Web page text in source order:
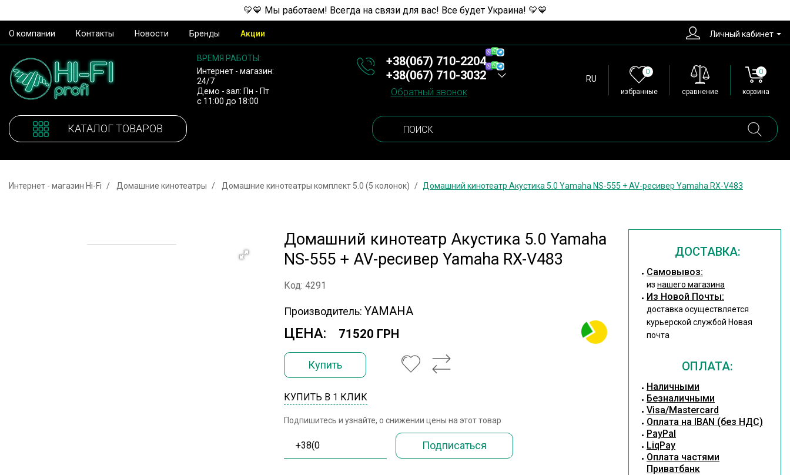
💛💙 Мы работаем! Всегда на связи для вас! Все будет Украина! 💛💙
О компании Контакты Новости Бренды Акции Личный кабинет
ВРЕМЯ РАБОТЫ:
Интернет - магазин:
24/7
Демо - зал: Пн - Пт
с 11:00 до 18:00
+38(067) 710-2204
+38(067) 710-3032
Обратный звонок
RU
0
избранные сравнение
0
корзина
КАТАЛОГ ТОВАРОВ
Интернет - магазин Hi-Fi Домашние кинотеатры Домашние кинотеатры комплект 5.0 (5 колонок) Домашний кинотеатр Акустика 5.0 Yamaha NS-555 + AV-ресивер Yamaha RX-V483
Домашний кинотеатр Акустика 5.0 Yamaha
NS-555 + AV-ресивер Yamaha RX-V483
Код: 4291
Производитель: YAMAHA
ЦЕНА: 71520 ГРН
Купить
КУПИТЬ В 1 КЛИК
Подпишитесь и узнайте, о снижении цены на этот товар
ДОСТАВКА:
Cамовывоз:
из нашего магазина
Из Новой Почты:
доставка осуществляется
курьерской службой Новая
почта
ОПЛАТА:
Наличными
Безналичными
Visa/Mastercard
Оплата на IBAN (без НДС)
PayPal
LiqPay
Оплата частями
Приватбанк